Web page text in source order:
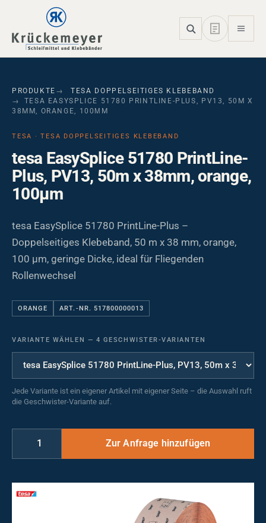
Skip to main navigation
Skip to main content
Skip to page footer
PRODUKTE
TESA DOPPELSEITIGES KLEBEBAND
TESA EASYSPLICE 51780 PRINTLINE-PLUS, PV13, 50M X
38MM, ORANGE, 100ΜM
TESA · TESA DOPPELSEITIGES KLEBEBAND
tesa EasySplice 51780 PrintLine-
Plus, PV13, 50m x 38mm, orange,
100µm
tesa EasySplice 51780 PrintLine-Plus –
Doppelseitiges Klebeband, 50 m x 38 mm, orange,
100 µm, geringe Dicke, ideal für Fliegenden
Rollenwechsel
ORANGE ART.-NR. 517800000013
VARIANTE WÄHLEN — 4 GESCHWISTER-VARIANTEN
Jede Variante ist ein eigener Artikel mit eigener Seite – die Auswahl ruft
die Geschwister-Variante auf.